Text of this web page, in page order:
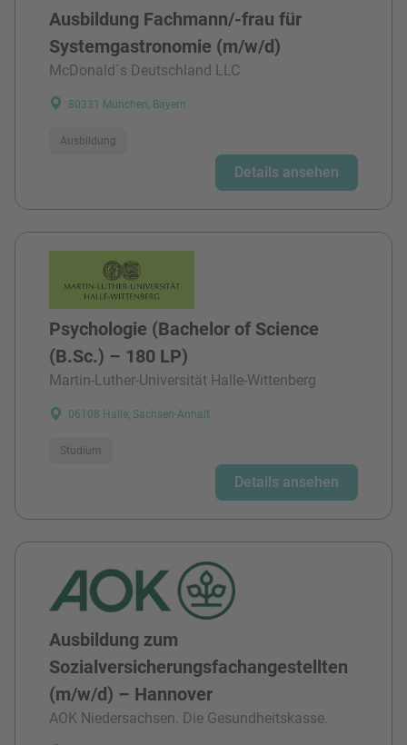
Ausbildung Fachmann/-frau für
Systemgastronomie (m/w/d)
McDonald`s Deutschland LLC
80331 München, Bayern
Ausbildung
Details ansehen
Psychologie (Bachelor of Science
(B.Sc.) – 180 LP)
Martin-Luther-Universität Halle-Wittenberg
06108 Halle, Sachsen-Anhalt
Studium
Details ansehen
Ausbildung zum
Sozialversicherungsfachangestellten
(m/w/d) – Hannover
AOK Niedersachsen. Die Gesundheitskasse.